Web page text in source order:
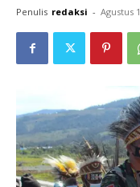
Penulis redaksi - Agustus